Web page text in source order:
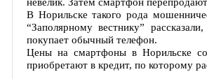
В Норильске такого рода
“Заполярному вестнику”
покупает обычный телефон.
Цены на смартфоны в Норильске
приобретают в кредит, по которому